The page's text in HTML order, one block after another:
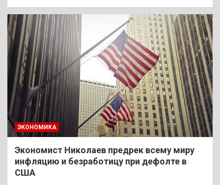
ЭКОНОМИКА
Экономист Николаев предрек всему миру
инфляцию и безработицу при дефолте в
США